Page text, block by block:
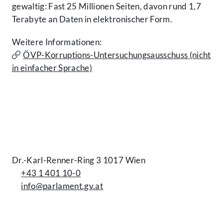
gewaltig: Fast 25 Millionen Seiten, davon rund 1,7
Terabyte an Daten in elektronischer Form.
Weitere Informationen:
ÖVP-Korruptions-Untersuchungsausschuss (nicht
in einfacher Sprache)
Dr.-Karl-Renner-Ring 3 1017 Wien
+43 1 401 10-0
info@parlament.gv.at